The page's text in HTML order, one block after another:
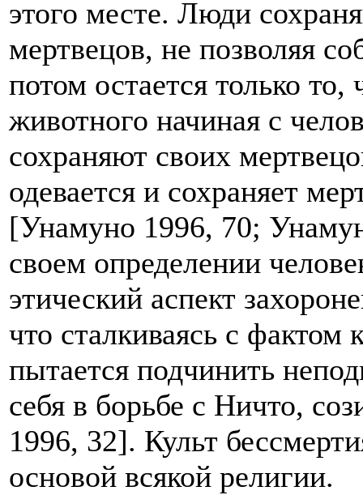
этого месте. Люди
мертвецов, не позволяя
потом остается только то,
животного начиная с
сохраняют своих
одевается и сохраняет
[Унамуно 1996, 70;
своем определении
этический аспект
что сталкиваясь с
пытается подчинить
себя в борьбе с Ничто,
1996, 32]. Культ
основой всякой религии.